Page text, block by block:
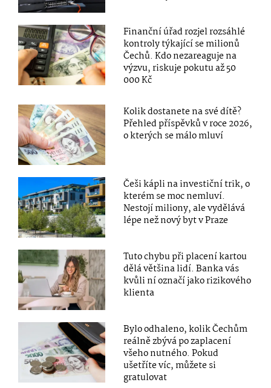
Finanční úřad rozjel rozsáhlé
kontroly týkající se milionů
Čechů. Kdo nezareaguje na
výzvu, riskuje pokutu až 50
000 Kč
Kolik dostanete na své dítě?
Přehled příspěvků v roce 2026,
o kterých se málo mluví
Češi kápli na investiční trik, o
kterém se moc nemluví.
Nestojí miliony, ale vydělává
lépe než nový byt v Praze
Tuto chybu při placení kartou
dělá většina lidí. Banka vás
kvůli ní označí jako rizikového
klienta
Bylo odhaleno, kolik Čechům
reálně zbývá po zaplacení
všeho nutného. Pokud
ušetříte víc, můžete si
gratulovat